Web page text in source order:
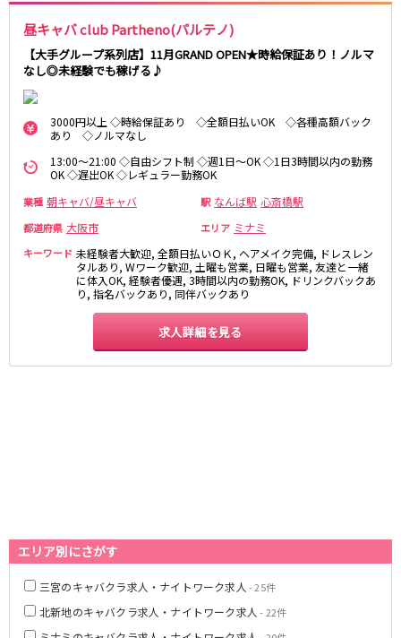
昼キャバ club Partheno(パルテノ)
【大手グループ系列店】11月GRAND OPEN★時給保証あり！ノルマ
なし◎未経験でも稼げる♪
3000円以上 ◇時給保証あり ◇全額日払いOK ◇各種高額バック
あり ◇ノルマなし
13:00～21:00 ◇自由シフト制 ◇週1日～OK ◇1日3時間以内の勤務
OK ◇遅出OK ◇レギュラー勤務OK
業種 朝キャバ/昼キャバ 駅 なんば駅 心斎橋駅
都道府県 大阪市 エリア ミナミ
キーワード 未経験者大歓迎, 全額日払いＯＫ, ヘアメイク完備, ドレスレン
タルあり, Wワーク歓迎, 土曜も営業, 日曜も営業, 友達と一緒
に体入OK, 経験者優遇, 3時間以内の勤務OK, ドリンクバックあ
り, 指名バックあり, 同伴バックあり
求人詳細を見る
エリア別にさがす
三宮のキャバクラ求人・ナイトワーク求人 - 25件
北新地のキャバクラ求人・ナイトワーク求人 - 22件
三宮
尼崎・西宮・芦屋
姫路
加古川・東加古川・明石
祇園 木屋町
奈良
奈良市
橿原市
中和
滋賀県
長浜
瀬田
大津・南部
三ノ宮駅
大阪駅
尼崎駅
西宮駅
塚本駅
神戸駅
さくら夙川駅
阪急京都本線
梅田駅
十三駅
南方駅
高槻市駅
上新庄駅
JR奈良線
奈良駅 ＪＲ小倉駅
祇園四条駅
京橋駅
JR紀勢本線(きのくに線)(新宮～和歌山)
和歌山駅